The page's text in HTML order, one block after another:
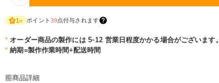
1× ポイント 39点付与されます
* オーダー商品の製作には 5-12 営業日程度かかる場合がございます。
* 納期=製作作業時間+配送時間
商品詳細